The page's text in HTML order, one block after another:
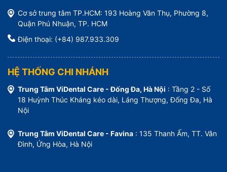
Cơ sở trung tâm TP.HCM: 193 Hoàng Văn Thụ, Phường 8,
Quận Phú Nhuận, TP. HCM
Điện thoại: (+84) 987.933.309
HỆ THỐNG CHI NHÁNH
Trung Tâm ViDental Care - Đống Đa, Hà Nội : Tầng 2 - Số
18 Huỳnh Thúc Kháng kéo dài, Láng Thượng, Đống Đa, Hà
Nội
Trung Tâm ViDental Care - Favina : 135 Thanh Ấm, TT. Vân
Đình, Ứng Hòa, Hà Nội